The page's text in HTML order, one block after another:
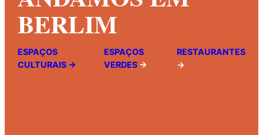
BERLIM
ESPAÇOS
CULTURAIS →
ESPAÇOS
VERDES→
RESTAURANTES
→